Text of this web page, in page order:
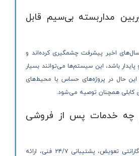
مداربسته بی‌سیم قابل
اخیر پیشرفت چشمگیری کرده‌اند و
باشد، این سیستم‌ها می‌توانند بسیار
این حال در پروژه‌های حساس یا محیط‌های
همچنان توصیه می‌شود.
چه خدمات پس از فروشی
دلتا سیستم تا 1 سال گارانتی تعویض، پشتیبانی ۲۴/۷ فنی، ارائه